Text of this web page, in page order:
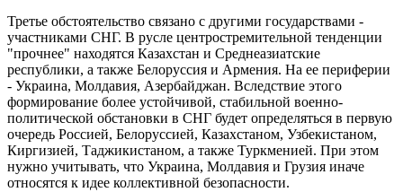
Третье обстоятельство связано с другими государствами -
участниками СНГ. В русле центростремительной тенденции
"прочнее" находятся Казахстан и Среднеазиатские
республики, а также Белоруссия и Армения. На ее периферии
- Украина, Молдавия, Азербайджан. Вследствие этого
формирование более устойчивой, стабильной военно-
политической обстановки в СНГ будет определяться в первую
очередь Россией, Белоруссией, Казахстаном, Узбекистаном,
Киргизией, Таджикистаном, а также Туркменией. При этом
нужно учитывать, что Украина, Молдавия и Грузия иначе
относятся к идее коллективной безопасности.